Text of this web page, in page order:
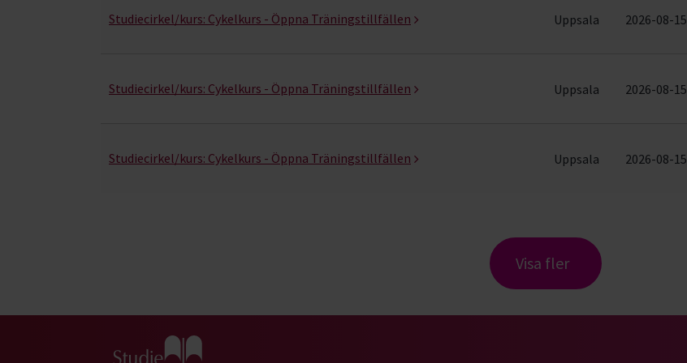
Studiecirkel/kurs: Cykelkurs - Öppna Träningstillfällen Uppsala 2026-08-15
Studiecirkel/kurs: Cykelkurs - Öppna Träningstillfällen Uppsala 2026-08-15
Studiecirkel/kurs: Cykelkurs - Öppna Träningstillfällen Uppsala 2026-08-15
Visa fler
Gå till studiefrämjandets startsida